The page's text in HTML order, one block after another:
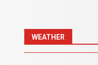
WEATHER